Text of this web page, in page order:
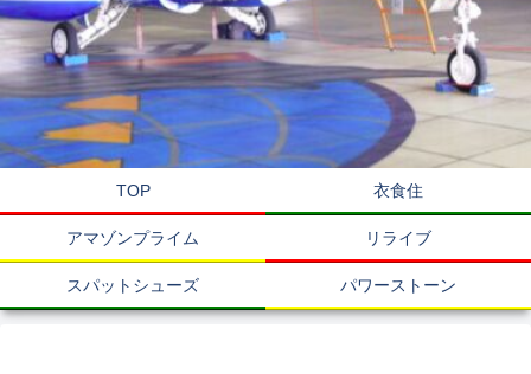
TOP 衣食住
アマゾンプライム リライブ
スパットシューズ パワーストーン